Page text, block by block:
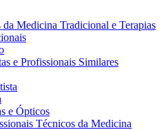
da Medicina Tradicional e Terapias
e Profissionais Similares
e Ópticos
Técnicos da Medicina